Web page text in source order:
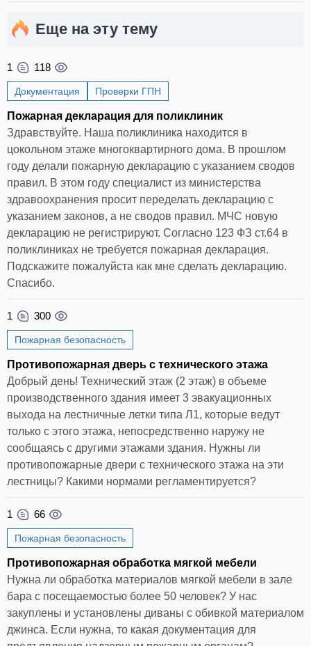
Еще на эту тему
1 118
Документация Проверки ГПН
Пожарная декларация для поликлиник
Здравствуйте. Наша поликлиника находится в
цокольном этаже многоквартирного дома. В прошлом
году делали пожарную декларацию с указанием сводов
правил. В этом году специалист из министерства
здравоохранения просит переделать декларацию с
указанием законов, а не сводов правил. МЧС новую
декларацию не регистрируют. Согласно 123 ФЗ ст.64 в
поликлиниках не требуется пожарная декларация.
Подскажите пожалуйста как мне сделать декларацию.
Спасибо.
1 300
Пожарная безопасность
Противопожарная дверь с технического этажа
Добрый день! Технический этаж (2 этаж) в объеме
производственного здания имеет 3 эвакуационных
выхода на лестничные летки типа Л1, которые ведут
только с этого этажа, непосредственно наружу не
сообщаясь с другими этажами здания. Нужны ли
противопожарные двери с технического этажа на эти
лестницы? Какими нормами регламентируется?
1 66
Пожарная безопасность
Противопожарная обработка мягкой мебели
Нужна ли обработка материалов мягкой мебели в зале
бара с посещаемостью более 50 человек? У нас
закуплены и установлены диваны с обивкой материалом
джинса. Если нужна, то какая документация для